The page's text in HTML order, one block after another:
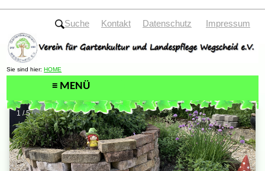
Sie sind hier:HOME
1 / 5
Suche Kontakt Datenschutz Impressum